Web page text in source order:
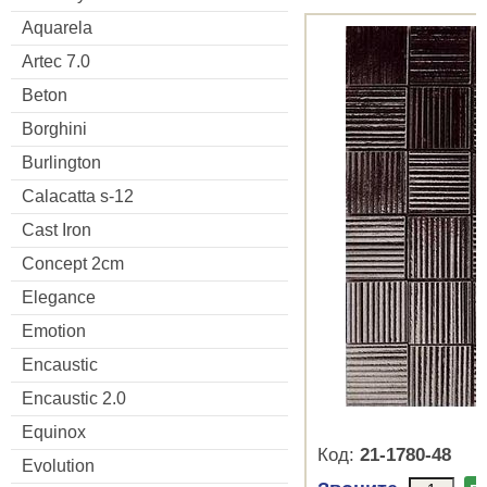
Aquarela
Artec 7.0
Beton
Borghini
Burlington
Calacatta s-12
Cast Iron
Concept 2cm
Elegance
Emotion
Encaustic
Encaustic 2.0
Equinox
Evolution
Код: 21-1780-48